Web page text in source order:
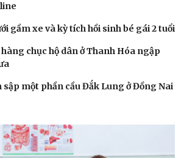
gầm xe và kỳ tích hồi sinh bé gái 2 tuổi
chục hộ dân ở Thanh Hóa ngập
sập một phần cầu Đắk Lung ở Đồng Nai